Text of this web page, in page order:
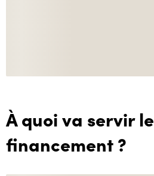
À quoi va servir le
financement ?